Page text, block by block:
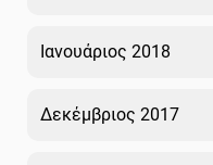
Ιανουάριος 2018
Δεκέμβριος 2017